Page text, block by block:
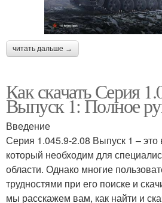
читать дальше →
Как скачать Серия
Выпуск 1: Полное
Введение
Серия 1.045.9-2.08 Выпуск 1 –
который необходим для
области. Однако многие
трудностями при его поиске и
мы расскажем вам, как найти и